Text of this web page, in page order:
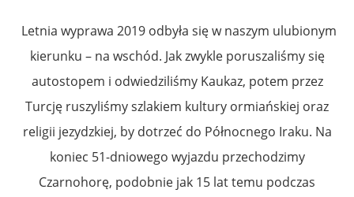
Letnia wyprawa 2019 odbyła się w naszym ulubionym
kierunku – na wschód. Jak zwykle poruszaliśmy się
autostopem i odwiedziliśmy Kaukaz, potem przez
Turcję ruszyliśmy szlakiem kultury ormiańskiej oraz
religii jezydzkiej, by dotrzeć do Północnego Iraku. Na
koniec 51-dniowego wyjazdu przechodzimy
Czarnohorę, podobnie jak 15 lat temu podczas